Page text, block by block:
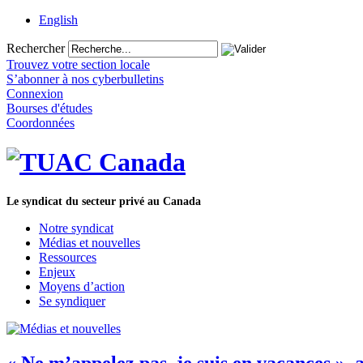
English
Rechercher
Trouvez votre section locale
S’abonner à nos cyberbulletins
Connexion
Bourses d'études
Coordonnées
Le syndicat du secteur privé au Canada
Notre syndicat
Médias et nouvelles
Ressources
Enjeux
Moyens d’action
Se syndiquer